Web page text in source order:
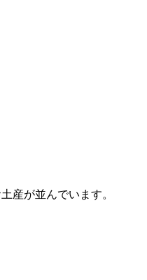
産が並んでいます。